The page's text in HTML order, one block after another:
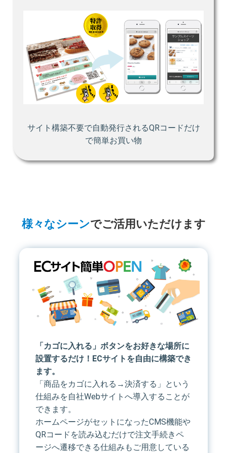
サイト構築不要で自動発行されるQRコードだけ
で簡単お買い物
様々なシーンでご活用いただけます
「カゴに入れる」ボタンをお好きな場所に
設置するだけ！ECサイトを自由に構築でき
ます。
「商品をカゴに入れる→決済する」という
仕組みを自社Webサイトへ導入することが
できます。
ホームページがセットになったCMS機能や
QRコードを読み込むだけで注文手続きペ
ージへ遷移できる仕組みもご用意している